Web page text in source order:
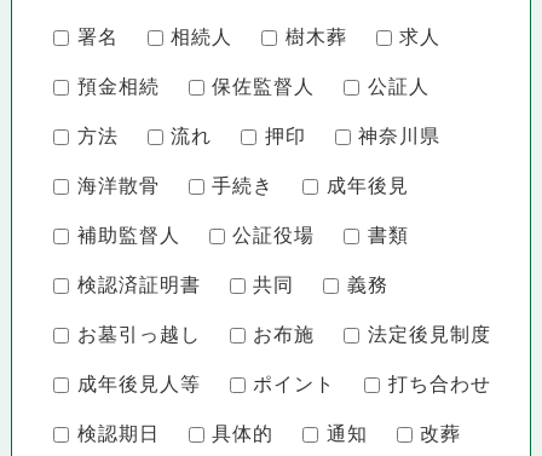
署名 相続人 樹木葬 求人
預金相続 保佐監督人 公証人
方法 流れ 押印 神奈川県
海洋散骨 手続き 成年後見
補助監督人 公証役場 書類
検認済証明書 共同 義務
お墓引っ越し お布施 法定後見制度
成年後見人等 ポイント 打ち合わせ
検認期日 具体的 通知 改葬